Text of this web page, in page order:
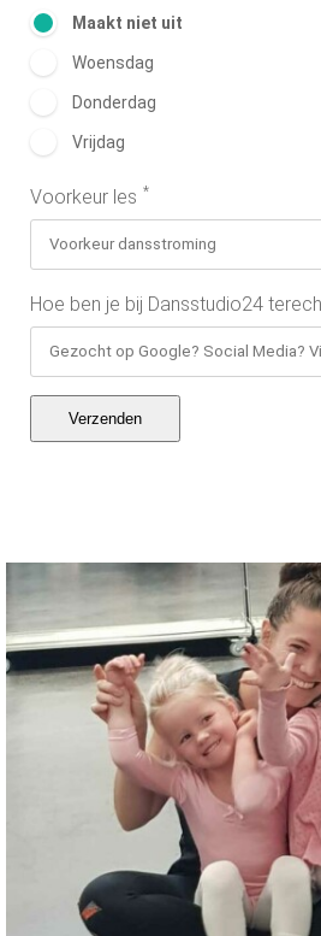
Maakt niet uit
Woensdag
Donderdag
Vrijdag
Voorkeur les *
Hoe ben je bij Dansstudio24
Verzenden